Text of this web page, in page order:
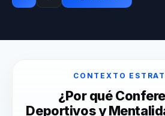
CONTEXTO
¿Por qué
Deportivos y